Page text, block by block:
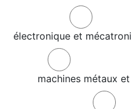
électronique et
machines métaux